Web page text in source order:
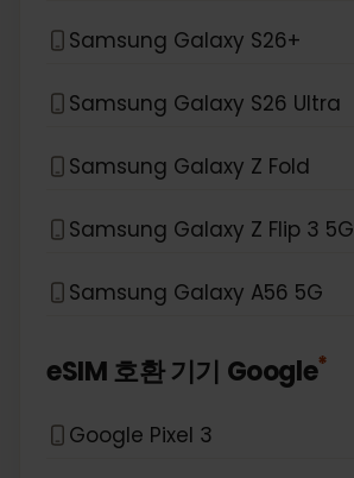
Samsung Galaxy S26+
Samsung Galaxy S26 Ultra
Samsung Galaxy Z Fold
Samsung Galaxy Z Flip 3 5G
Samsung Galaxy A56 5G
eSIM 호환 기기 Google*
Google Pixel 3